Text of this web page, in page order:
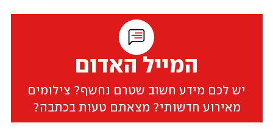
המייל האדום
יש לכם מידע חשוב שטרם נחשף? צילומים
מאירוע חדשותי? מצאתם טעות בכתבה?